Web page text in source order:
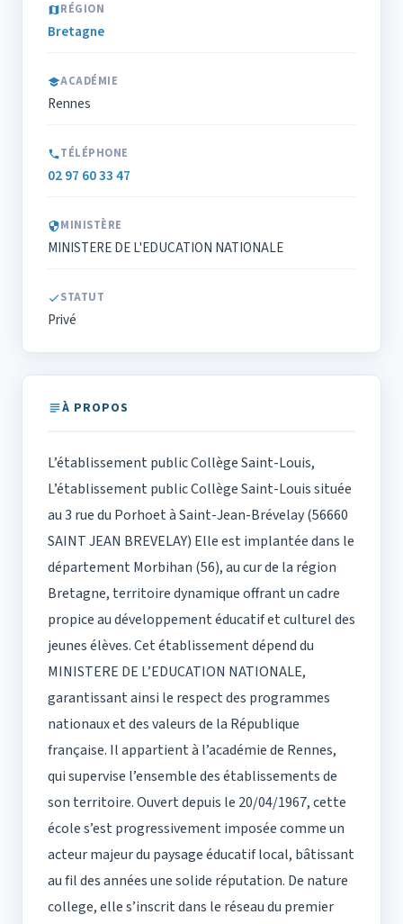
RÉGION
Bretagne
ACADÉMIE
Rennes
TÉLÉPHONE
02 97 60 33 47
MINISTÈRE
MINISTERE DE L'EDUCATION NATIONALE
STATUT
Privé
À PROPOS
L’établissement public Collège Saint-Louis,
L’établissement public Collège Saint-Louis située
au 3 rue du Porhoet à Saint-Jean-Brévelay (56660
SAINT JEAN BREVELAY) Elle est implantée dans le
département Morbihan (56), au cur de la région
Bretagne, territoire dynamique offrant un cadre
propice au développement éducatif et culturel des
jeunes élèves. Cet établissement dépend du
MINISTERE DE L’EDUCATION NATIONALE,
garantissant ainsi le respect des programmes
nationaux et des valeurs de la République
française. Il appartient à l’académie de Rennes,
qui supervise l’ensemble des établissements de
son territoire. Ouvert depuis le 20/04/1967, cette
école s’est progressivement imposée comme un
acteur majeur du paysage éducatif local, bâtissant
au fil des années une solide réputation. De nature
college, elle s’inscrit dans le réseau du premier